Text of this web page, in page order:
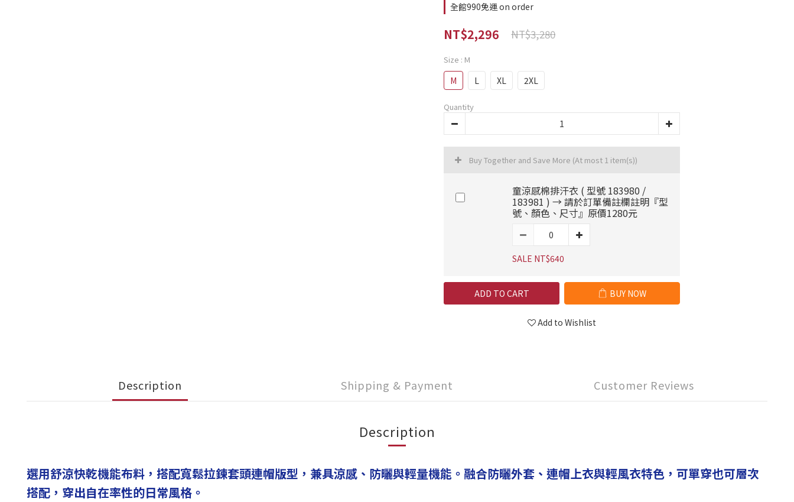
全館990免運 on order
NT$2,296 NT$3,280
Size : M
M L XL 2XL
Quantity
Buy Together and Save More (At most 1 item(s))
童涼感棉排汗衣 ( 型號 183980 /
183981 ) → 請於訂單備註欄註明『型
號、顏色、尺寸』原價1280元
SALE NT$640
ADD TO CART BUY NOW
Add to Wishlist
Description Shipping & Payment Customer Reviews
Description
選用舒涼快乾機能布料，搭配寬鬆拉鍊套頭連帽版型，兼具涼感、防曬與輕量機能。融合防曬外套、連帽上衣與輕風衣特色，可單穿也可層次
搭配，穿出自在率性的日常風格。